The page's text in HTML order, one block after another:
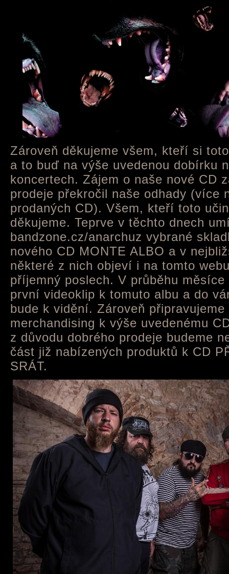
Zároveň děkujeme všem, kteří si
a to buď na výše uvedenou dobírku
koncertech. Zájem o naše nové CD
prodeje překročil naše odhady (více
prodaných CD). Všem, kteří toto
děkujeme. Teprve v těchto dnech
bandzone.cz/anarchuz vybrané
nového CD MONTE ALBO a v
některé z nich objeví i na tomto
příjemný poslech. V průběhu
první videoklip k tomuto albu a do
bude k vidění. Zároveň
merchandising k výše uvedenému
z důvodu dobrého prodeje budeme
část již nabízených produktů k CD
SRÁT.